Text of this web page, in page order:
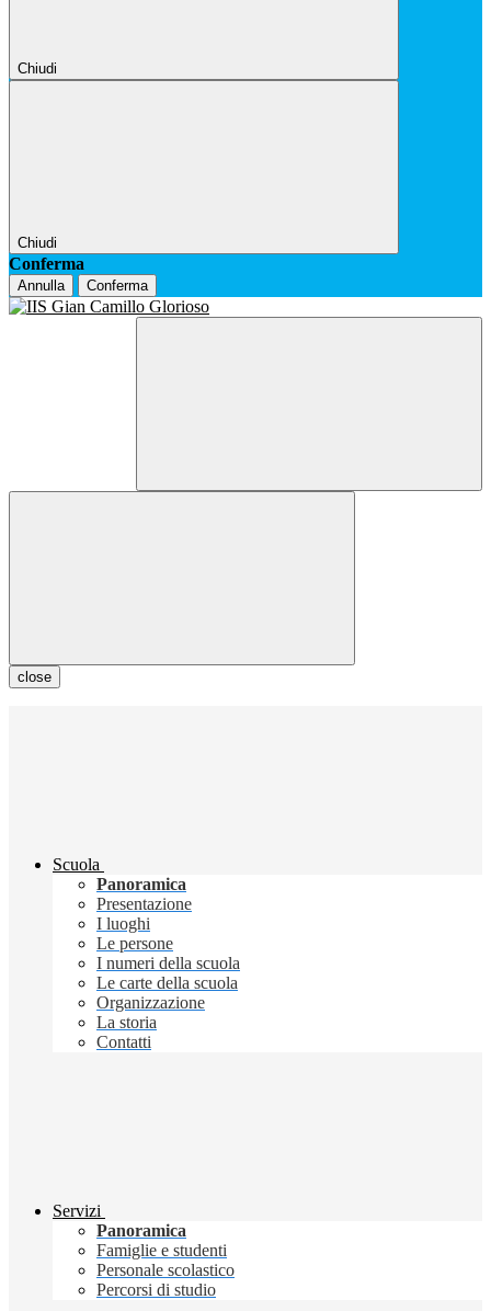
Chiudi
Chiudi
Conferma
Annulla Conferma
close
Scuola
Panoramica
Presentazione
I luoghi
Le persone
I numeri della scuola
Le carte della scuola
Organizzazione
La storia
Contatti
Servizi
Panoramica
Famiglie e studenti
Personale scolastico
Percorsi di studio